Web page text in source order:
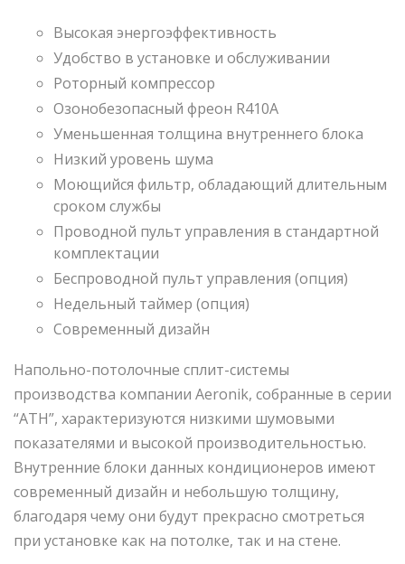
Высокая энергоэффективность
Удобство в установке и обслуживании
Роторный компрессор
Озонобезопасный фреон R410А
Уменьшенная толщина внутреннего блока
Низкий уровень шума
Моющийся фильтр, обладающий длительным
сроком службы
Проводной пульт управления в стандартной
комплектации
Беспроводной пульт управления (опция)
Недельный таймер (опция)
Современный дизайн
Напольно-потолочные сплит-системы
производства компании Aeronik, собранные в серии
“ATH”, характеризуются низкими шумовыми
показателями и высокой производительностью.
Внутренние блоки данных кондиционеров имеют
современный дизайн и небольшую толщину,
благодаря чему они будут прекрасно смотреться
при установке как на потолке, так и на стене.